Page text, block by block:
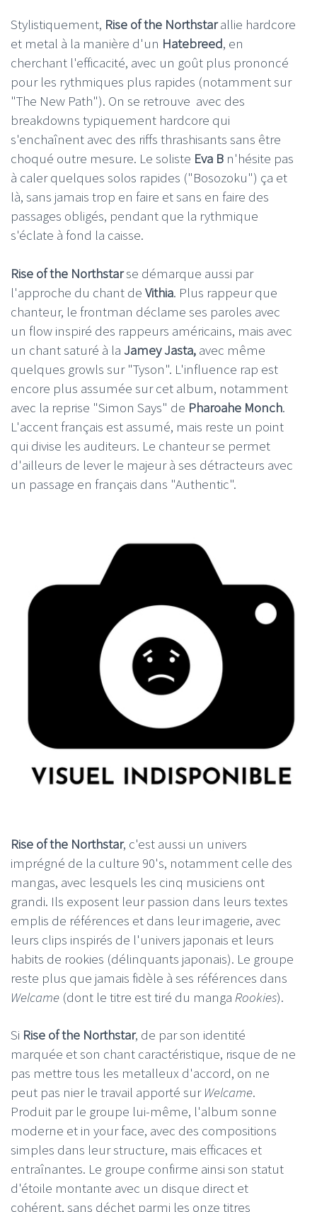
Stylistiquement, Rise of the Northstarallie hardcore
et metal à la manière d'un Hatebreed, en
cherchant l'efficacité, avec un goût plus prononcé
pour les rythmiques plus rapides (notamment sur
"The New Path"). On se retrouve avec des
breakdowns typiquement hardcore qui
s'enchaînent avec des riffs thrashisants sans être
choqué outre mesure. Le soliste Eva B n'hésite pas
à caler quelques solos rapides ("Bosozoku") ça et
là, sans jamais trop en faire et sans en faire des
passages obligés, pendant que la rythmique
s'éclate à fond la caisse.
Rise of the Northstarse démarque aussi par
l'approche du chant de Vithia. Plus rappeur que
chanteur, le frontman déclame ses paroles avec
un flow inspiré des rappeurs américains, mais avec
un chant saturé à la Jamey Jasta, avec même
quelques growls sur "Tyson". L'influence rap est
encore plus assumée sur cet album, notamment
avec la reprise "Simon Says" de Pharoahe Monch.
L'accent français est assumé, mais reste un point
qui divise les auditeurs. Le chanteur se permet
d'ailleurs de lever le majeur à ses détracteurs avec
un passage en français dans "Authentic".
Rise of the Northstar, c'est aussi un univers
imprégné de la culture 90's, notamment celle des
mangas, avec lesquels les cinq musiciens ont
grandi. Ils exposent leur passion dans leurs textes
emplis de références et dans leur imagerie, avec
leurs clips inspirés de l'univers japonais et leurs
habits de rookies (délinquants japonais). Le groupe
reste plus que jamais fidèle à ses références dans
Welcame (dont le titre est tiré du manga Rookies).
Si Rise of the Northstar, de par son identité
marquée et son chant caractéristique, risque de ne
pas mettre tous les metalleux d'accord, on ne
peut pas nier le travail apporté sur Welcame.
Produit par le groupe lui-même, l'album sonne
moderne et in your face, avec des compositions
simples dans leur structure, mais efficaces et
entraînantes. Le groupe confirme ainsi son statut
d'étoile montante avec un disque direct et
cohérent, sans déchet parmi les onze titres